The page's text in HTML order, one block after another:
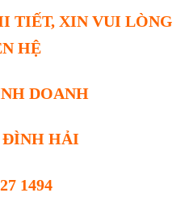
TIẾT, XIN VUI LÒNG
HỆ
DOANH
ĐÌNH HẢI
1494